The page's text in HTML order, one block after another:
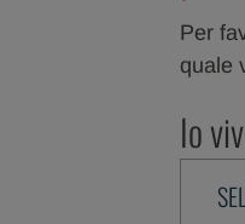
Per
quale
Io